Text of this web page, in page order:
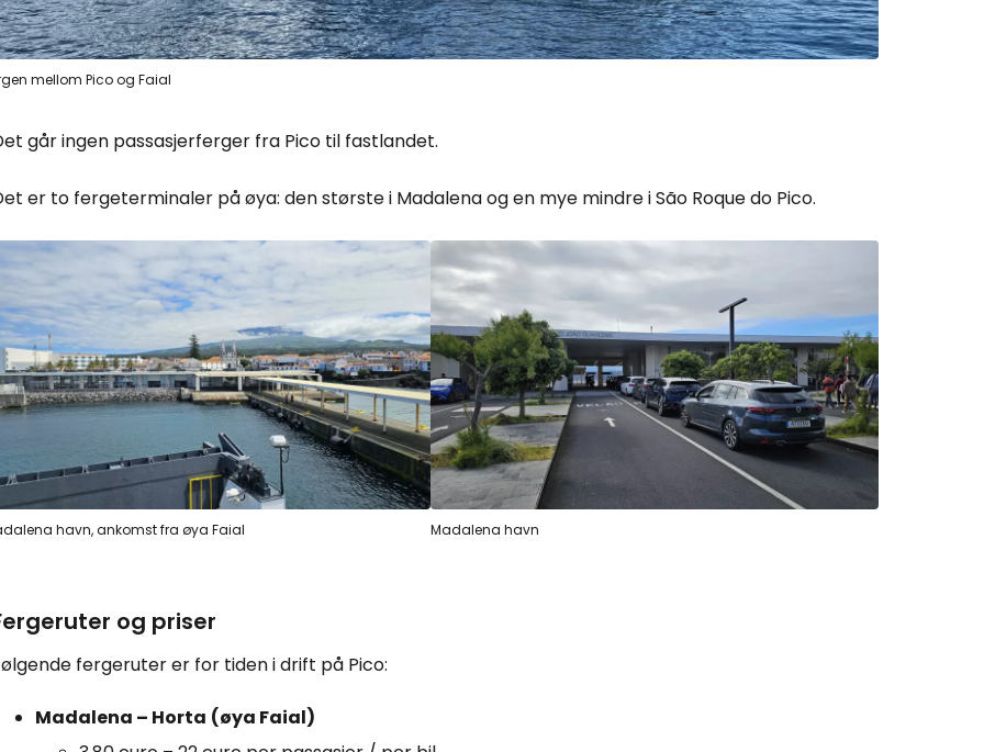
mellom Pico og Faial
går ingen passasjerferger fra Pico til fastlandet.
er to fergeterminaler på øya: den største i Madalena og en mye mindre i São Roque do Pico.
havn, ankomst fra øya Faial Madalena havn
og priser
fergeruter er for tiden i drift på Pico:
Madalena – Horta (øya Faial)